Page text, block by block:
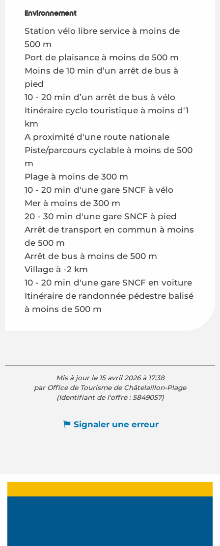
Environnement
Environnement
Station vélo libre service à moins de
500 m
Port de plaisance à moins de 500 m
Moins de 10 min d’un arrêt de bus à
pied
10 - 20 min d’un arrêt de bus à vélo
Itinéraire cyclo touristique à moins d'1
km
A proximité d'une route nationale
Piste/parcours cyclable à moins de 500
m
Plage à moins de 300 m
10 - 20 min d'une gare SNCF à vélo
Mer à moins de 300 m
20 - 30 min d'une gare SNCF à pied
Arrêt de transport en commun à moins
de 500 m
Arrêt de bus à moins de 500 m
Village à -2 km
10 - 20 min d'une gare SNCF en voiture
Itinéraire de randonnée pédestre balisé
à moins de 500 m
Mis à jour le 15 avril 2026 à 17:38
par Office de Tourisme de Châtelaillon-Plage
(Identifiant de l'offre :5849057)
Signaler une erreur